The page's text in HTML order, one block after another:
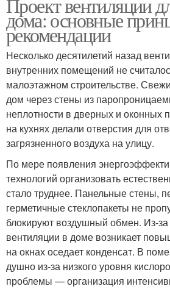
Проект вентиляции
дома: основные
рекомендации
Несколько десятилетий назад
внутренних помещений не
малоэтажном строительстве.
дом через стены из
неплотности в дверных и оконных
на кухнях делали отверстия для
загрязненного воздуха на улицу.
По мере появления
технологий организовать
стало труднее. Панельные стены,
герметичные стеклопакеты не
блокируют воздушный обмен. Из-
вентиляции в доме возникает
на окнах оседает конденсат. В
душно из-за низкого уровня
проблемы — организация